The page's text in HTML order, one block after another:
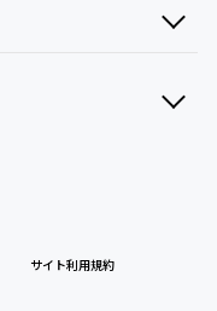
サイト利用規約